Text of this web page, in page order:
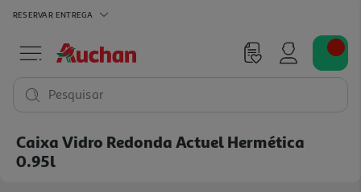
RESERVAR ENTREGA
Pesquisar
Caixa Vidro Redonda Actuel Hermética
0.95l